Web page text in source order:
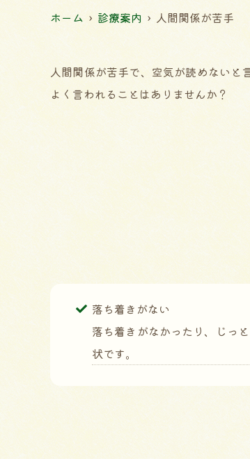
ホーム 診療案内 人間関係が苦手
人間関係が苦手で、空気が読めないと
よく言われることはありませんか？
落ち着きがない
落ち着きがなかったり、じっ
状です。